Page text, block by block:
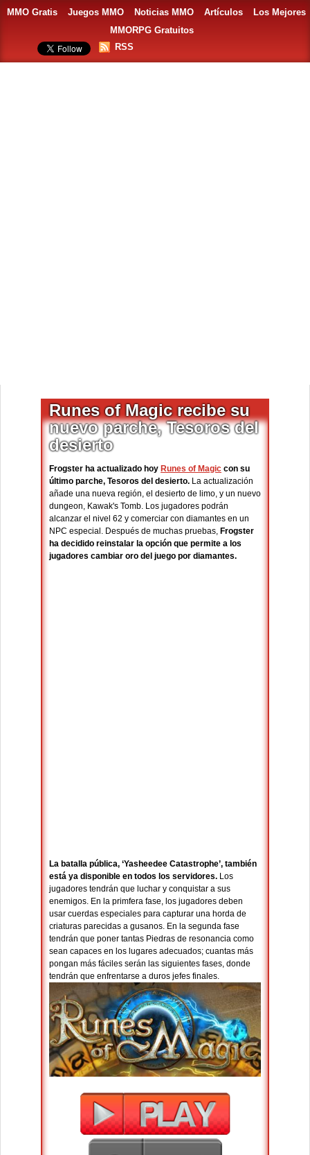
MMO Gratis Juegos MMO Noticias MMO Artículos
Los Mejores
MMORPG Gratuitos
RSS
Runes of Magic recibe su
nuevo parche, Tesoros del
desierto
Frogster ha actualizado hoy Runes of Magic con su
último parche, Tesoros del desierto. La actualización
añade una nueva región, el desierto de limo, y un nuevo
dungeon, Kawak's Tomb. Los jugadores podrán
alcanzar el nivel 62 y comerciar con diamantes en un
NPC especial. Después de muchas pruebas, Frogster
ha decidido reinstalar la opción que permite a los
jugadores cambiar oro del juego por diamantes.
La batalla pública, ‘Yasheedee Catastrophe’, también
está ya disponible en todos los servidores. Los
jugadores tendrán que luchar y conquistar a sus
enemigos. En la primfera fase, los jugadores deben
usar cuerdas especiales para capturar una horda de
criaturas parecidas a gusanos. En la segunda fase
tendrán que poner tantas Piedras de resonancia como
sean capaces en los lugares adecuados; cuantas más
pongan más fáciles serán las siguientes fases, donde
tendrán que enfrentarse a duros jefes finales.